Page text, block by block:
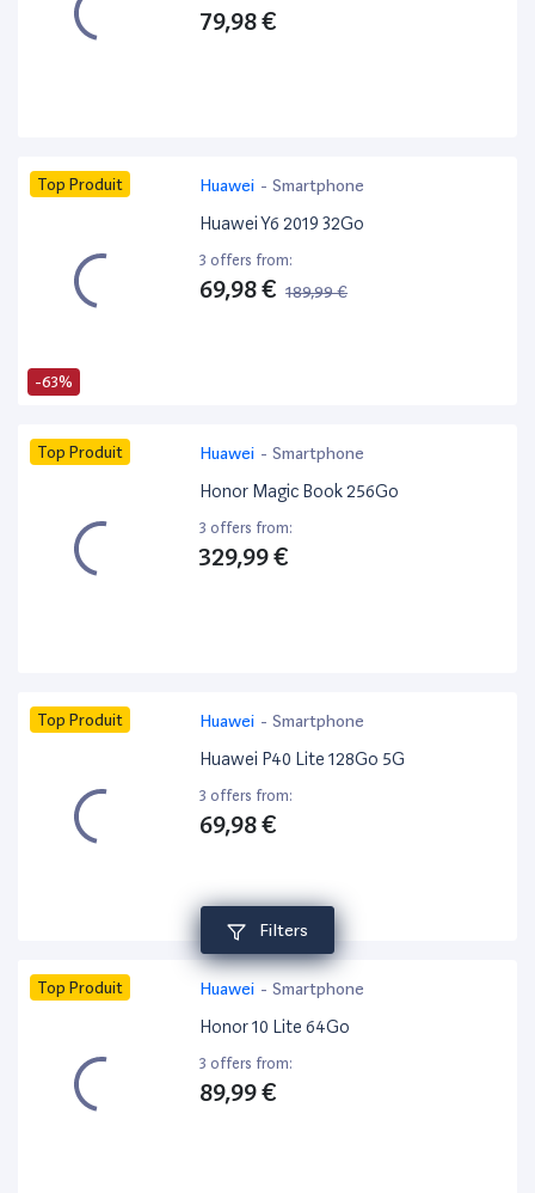
Filters
79,98 €
-63%
Top Produit Huawei - Smartphone
Huawei Y6 2019 32Go
3 offers from:
69,98 € 189,99 €
Top Produit Huawei - Smartphone
Honor Magic Book 256Go
3 offers from:
329,99 €
Top Produit Huawei - Smartphone
Huawei P40 Lite 128Go 5G
3 offers from:
69,98 €
Top Produit Huawei - Smartphone
Honor 10 Lite 64Go
3 offers from:
89,99 €